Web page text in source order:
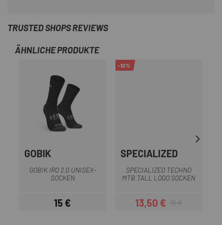
TRUSTED SHOPS REVIEWS
ÄHNLICHE PRODUKTE
GOBIK
GOBIK IRO 2.0 UNISEX-
SOCKEN
Preis
15 €
-10%
SPECIALIZED
SPECIALIZED TECHNO
MTB TALL LOGO SOCKEN
Preis
13,50 €Regulärer Preis
15 €